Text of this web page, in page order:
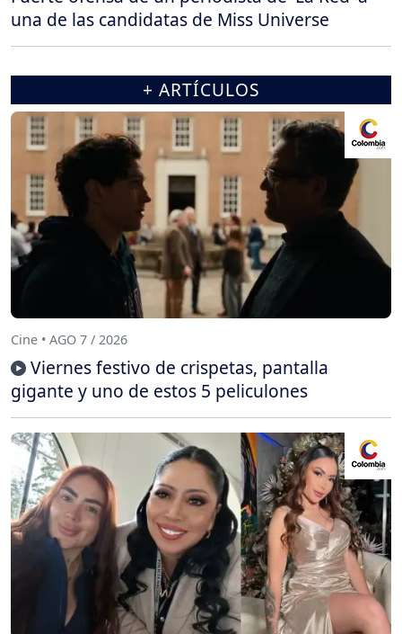
una de las candidatas de Miss Universe
+ ARTÍCULOS
Cine • AGO 7 / 2026
Viernes festivo de crispetas, pantalla
gigante y uno de estos 5 peliculones